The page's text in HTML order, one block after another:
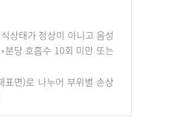
상태가 정상이 아니고 음성
분당 호흡수 10회 미만 또는
면)로 나누어 부위별 손상